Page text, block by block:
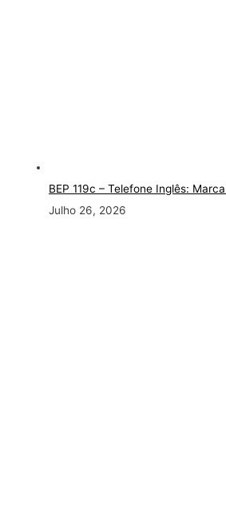
BEP 119c – Telefone Inglês:
Julho 26, 2026